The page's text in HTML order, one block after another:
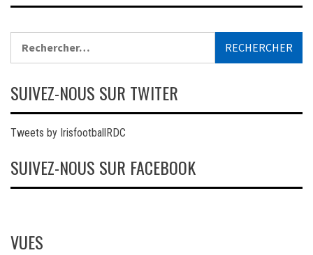
SUIVEZ-NOUS SUR TWITER
Tweets by IrisfootballRDC
SUIVEZ-NOUS SUR FACEBOOK
VUES